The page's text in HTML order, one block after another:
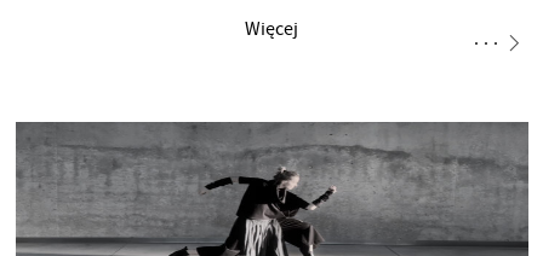
Więcej